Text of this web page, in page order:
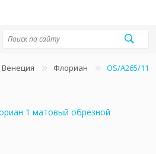
Венеция Флориан OS/A265/